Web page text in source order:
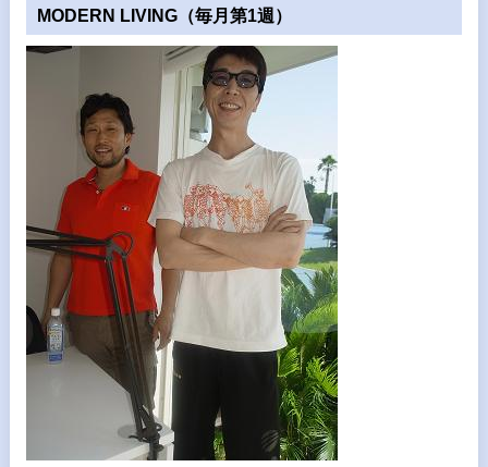
MODERN LIVING（毎月第1週）